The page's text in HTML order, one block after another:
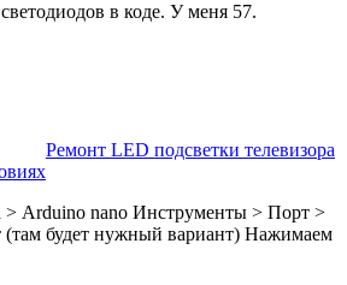
в коде. У меня 57.
Ремонт LED подсветки телевизора
Arduino nano Инструменты > Порт >
будет нужный вариант) Нажимаем